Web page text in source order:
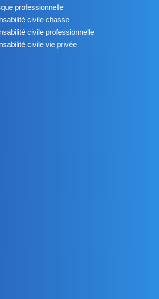
professionnelle
civile chasse
civile professionnelle
civile vie privée